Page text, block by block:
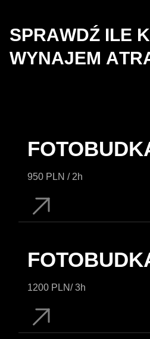
SPRAWDŹ ILE K
WYNAJEM ATR
950 PLN / 2h
1200 PLN/ 3h